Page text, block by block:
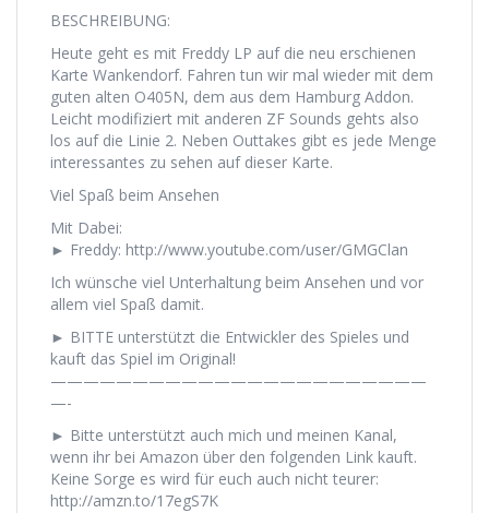
BESCHREIBUNG:
Heute geht es mit Freddy LP auf die neu erschienen
Karte Wankendorf. Fahren tun wir mal wieder mit dem
guten alten O405N, dem aus dem Hamburg Addon.
Leicht modifiziert mit anderen ZF Sounds gehts also
los auf die Linie 2. Neben Outtakes gibt es jede Menge
interessantes zu sehen auf dieser Karte.
Viel Spaß beim Ansehen
Mit Dabei:
► Freddy: http://www.youtube.com/user/GMGClan
Ich wünsche viel Unterhaltung beim Ansehen und vor
allem viel Spaß damit.
► BITTE unterstützt die Entwickler des Spieles und
kauft das Spiel im Original!
———————————————————————
—-
► Bitte unterstützt auch mich und meinen Kanal,
wenn ihr bei Amazon über den folgenden Link kauft.
Keine Sorge es wird für euch auch nicht teurer:
http://amzn.to/17egS7K